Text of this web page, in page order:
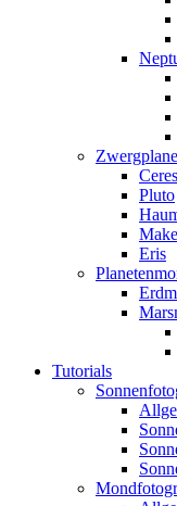
Ceres
Pluto
Eris
Tutorials